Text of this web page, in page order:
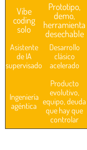
Vibe
coding
solo
Prototipo,
demo,
herramienta
desechable
Asistente
de IA
supervisado
Desarrollo
clásico
acelerado
Ingeniería
agéntica
Producto
evolutivo,
equipo, deuda
que hay que
controlar